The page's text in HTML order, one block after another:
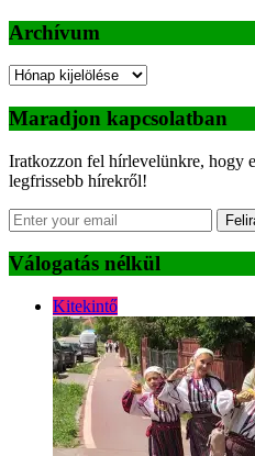
Archívum
Archívum
Maradjon kapcsolatban
Iratkozzon fel hírlevelünkre, hogy
legfrissebb hírekről!
Válogatás nélkül
Kitekintő